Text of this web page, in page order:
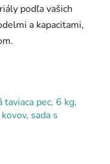
podľa vašich
a kapacitami,
taviaca pec, 6 kg,
sada s